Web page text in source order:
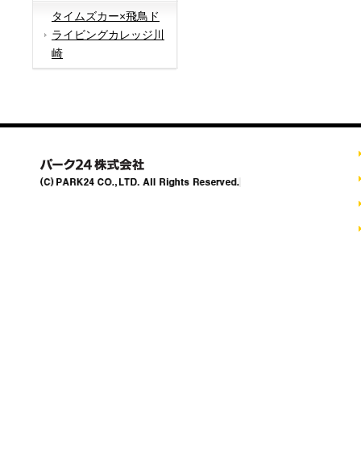
タイムズカー×飛鳥ド
ライビングカレッジ川
崎